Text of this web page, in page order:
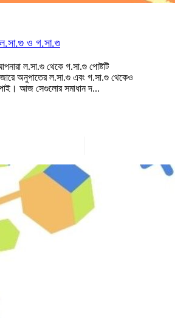
ও গ.সা.গু
ল.সা.গু থেকে গ.সা.গু পোষ্টটি
অনুপাতের ল.সা.গু এবং গ.সা.গু থেকেও
আজ সেগুলোর সমাধান দ...